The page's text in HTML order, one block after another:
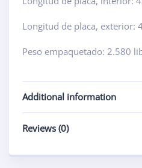
Longitud de placa, exterior:
Peso empaquetado: 2.580
Additional information
Reviews (0)